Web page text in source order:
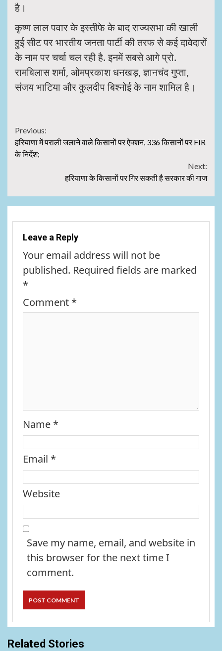
है।
कृष्ण लाल पवार के इस्तीफे के बाद राज्यसभा की खाली
हुई सीट पर भारतीय जनता पार्टी की तरफ से कई दावेदारों
के नाम पर चर्चा चल रही है. इनमें सबसे आगे प्रो.
रामबिलास शर्मा, ओमप्रकाश धनखड़, ज्ञानचंद गुप्ता,
संजय भाटिया और कुलदीप बिश्नोई के नाम शामिल है।
Continue
Reading
Previous:
हरियाणा में पराली जलाने वाले किसानों पर ऐक्शन, 336 किसानों पर FIR
के निर्देश;
Next:
हरियाणा के किसानों पर गिर सकती है सरकार की गाज
Leave a Reply
Your email address will not be
published. Required fields are marked
*
Comment *
Name *
Email *
Website
Save my name, email, and website in
this browser for the next time I
comment.
Related Stories